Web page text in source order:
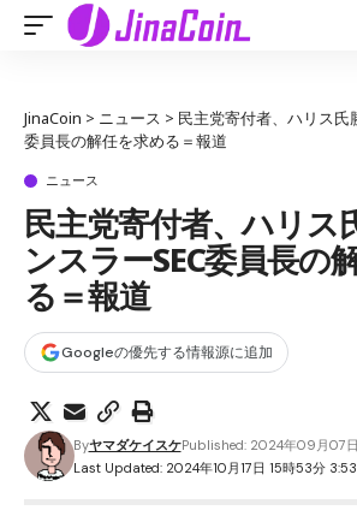
JinaCoin > ニュース > 民主党寄付者、ハリス氏
委員長の解任を求める＝報道
ニュース
民主党寄付者、ハリス
ンスラーSEC委員長の
る＝報道
Googleの優先する情報源に追加
Last Updated: 2024年10月17日 15時53分
ByヤマダケイスケPublished: 2024年09月07日